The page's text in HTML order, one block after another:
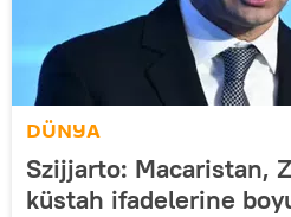
DÜNYA
Szijjarto: Macaristan,
küstah ifadelerine